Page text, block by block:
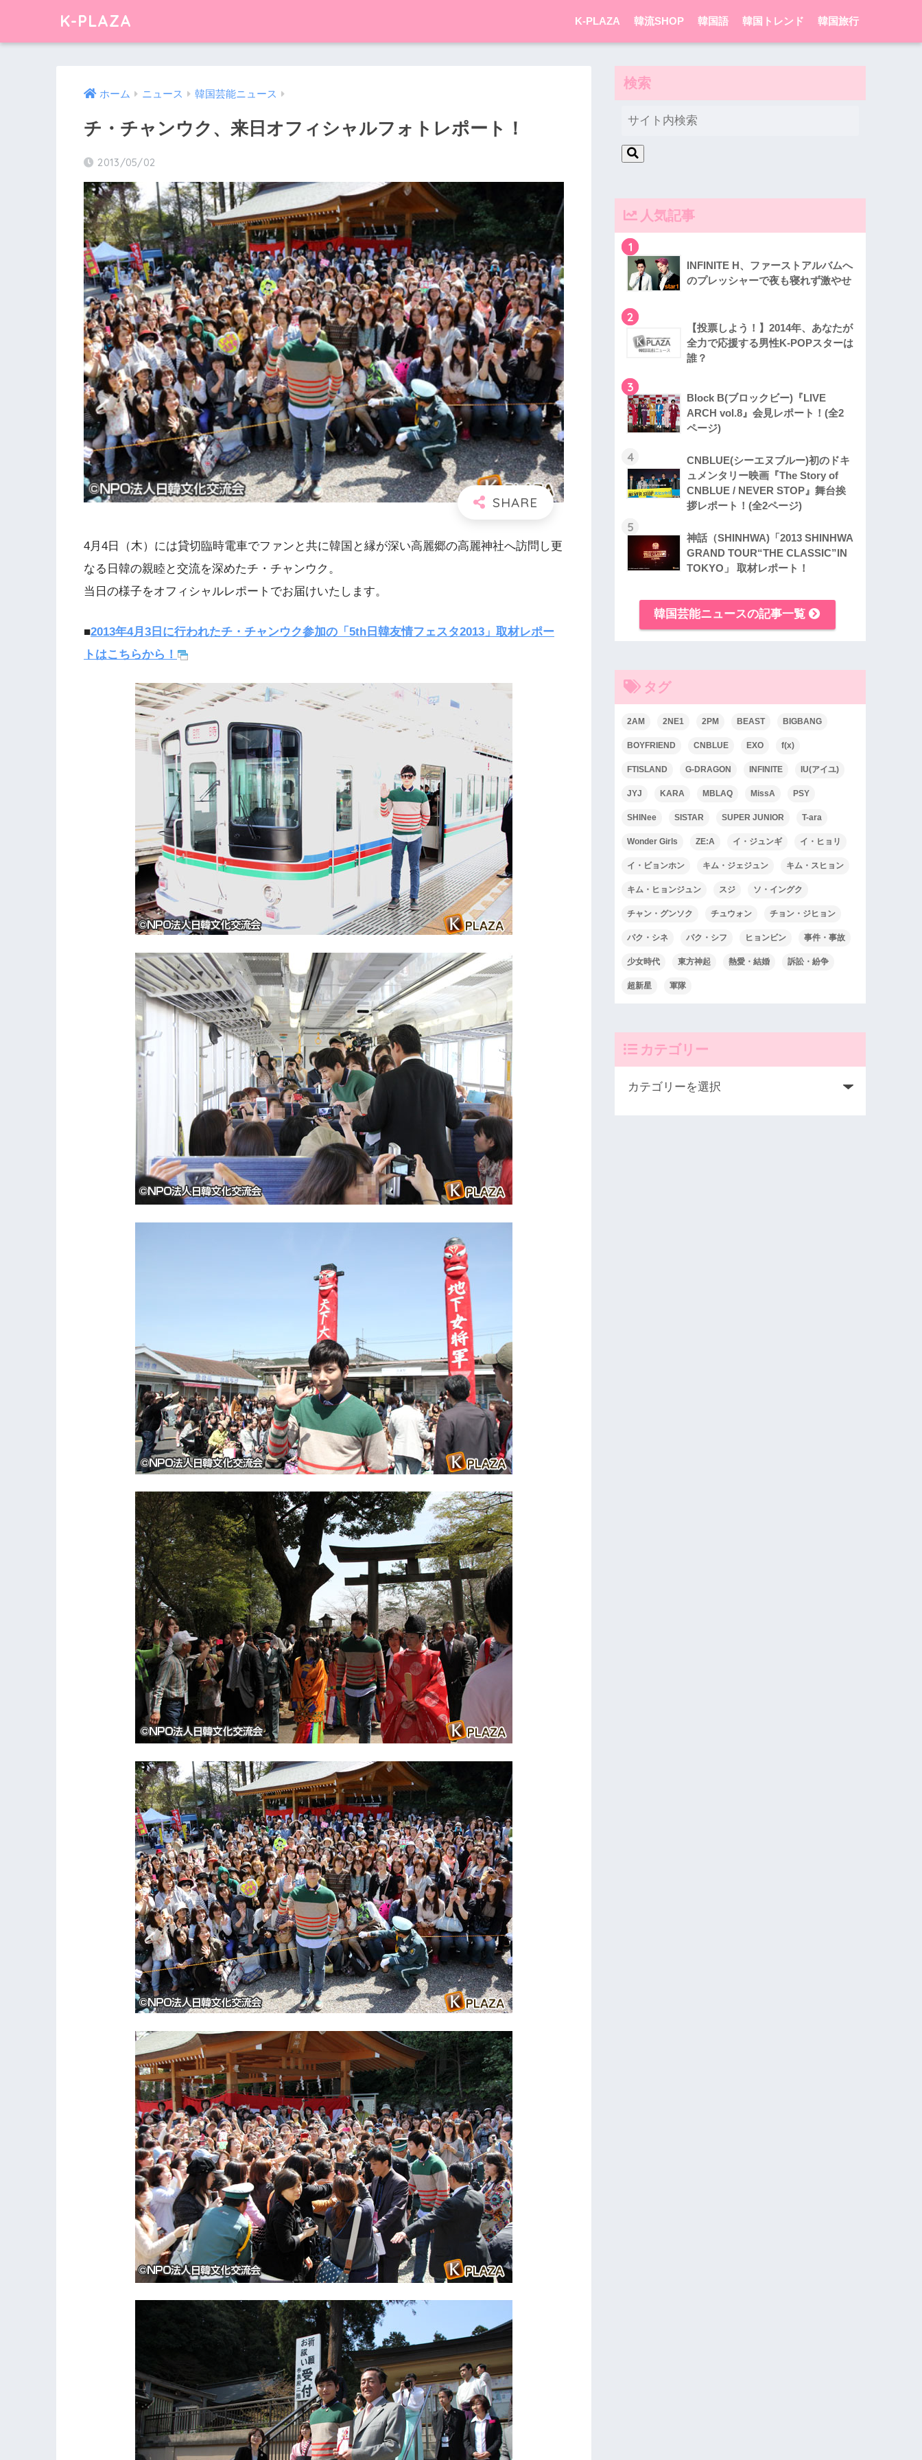
K-PLAZA K-PLAZA 韓流SHOP 韓国語 韓国トレンド 韓国旅行
ホーム ニュース 韓国芸能ニュース
チ・チャンウク、来日オフィシャルフォトレポート！
2013/05/02
4月4日（木）には貸切臨時電車でファンと共に韓国と縁が深い高麗郷の高麗神社へ訪問し更
なる日韓の親睦と交流を深めたチ・チャンウク。
当日の様子をオフィシャルレポートでお届けいたします。
■2013年4月3日に行われたチ・チャンウク参加の「5th日韓友情フェスタ2013」取材レポー
トはこちらから！
検索
人気記事
1
INFINITE H、ファーストアルバムへ
のプレッシャーで夜も寝れず激やせ
2
【投票しよう！】2014年、あなたが
全力で応援する男性K-POPスターは
誰？
3
Block B(ブロックビー)『LIVE
ARCH vol.8』会見レポート！(全2
ページ)
4
CNBLUE(シーエヌブルー)初のドキ
ュメンタリー映画『The Story of
CNBLUE / NEVER STOP』舞台挨
拶レポート！(全2ページ)
5
神話（SHINHWA)「2013 SHINHWA
GRAND TOUR“THE CLASSIC”IN
TOKYO」 取材レポート！
韓国芸能ニュースの記事一覧
タグ
2AM 2NE1 2PM BEAST BIGBANG
BOYFRIEND CNBLUE EXO f(x)
FTISLAND G-DRAGON INFINITE IU(アイユ)
JYJ KARA MBLAQ MissA PSY
SHINee SISTAR SUPER JUNIOR T-ara
Wonder Girls ZE:A イ・ジュンギ イ・ヒョリ
イ・ビョンホン キム・ジェジュン キム・スヒョン
キム・ヒョンジュン スジ ソ・イングク
チャン・グンソク チュウォン チョン・ジヒョン
パク・シネ パク・シフ ヒョンビン 事件・事故
少女時代 東方神起 熱愛・結婚 訴訟・紛争
超新星 軍隊
カテゴリー